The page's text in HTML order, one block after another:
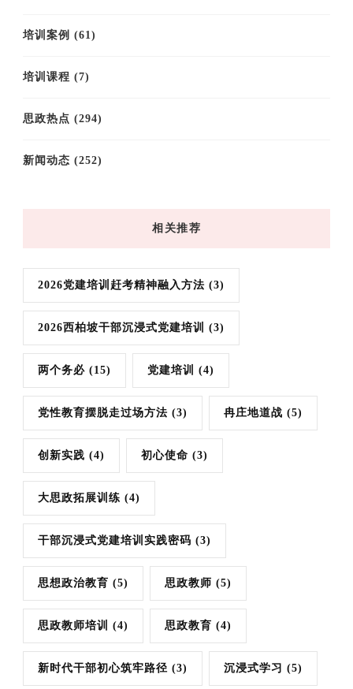
培训案例 (61)
培训课程 (7)
思政热点 (294)
新闻动态 (252)
相关推荐
2026党建培训赶考精神融入方法 (3)
2026西柏坡干部沉浸式党建培训 (3)
两个务必 (15) 党建培训 (4)
党性教育摆脱走过场方法 (3) 冉庄地道战 (5)
创新实践 (4) 初心使命 (3)
大思政拓展训练 (4)
干部沉浸式党建培训实践密码 (3)
思想政治教育 (5) 思政教师 (5)
思政教师培训 (4) 思政教育 (4)
新时代干部初心筑牢路径 (3) 沉浸式学习 (5)